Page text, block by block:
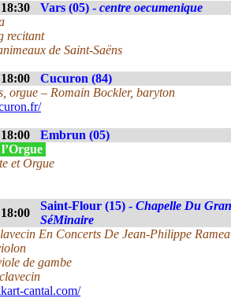
18:30 Vars (05) - centre oecumenique
recitant
de Saint-Saëns
18:00
Cucuron (84)
orgue – Romain Bockler, baryton
18:00
Embrun (05)
et Orgue
18:00
Saint-Flour (15) - Chapelle Du
SéMinaire
En Concerts De Jean-Philippe
de gambe
cantal.com/